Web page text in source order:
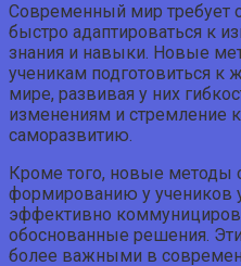
Современный мир требует
быстро адаптироваться к
знания и навыки. Новые
ученикам подготовиться к
мире, развивая у них
изменениям и стремление
саморазвитию.
Кроме того, новые методы
формированию у учеников
эффективно
обоснованные решения.
более важными в